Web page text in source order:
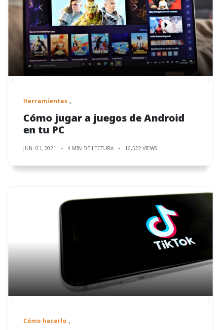
Herramientas
Cómo jugar a juegos de Android
en tu PC
JUN. 01, 2021 4 MIN DE LECTURA 16,522 VIEWS
Cómo hacerlo